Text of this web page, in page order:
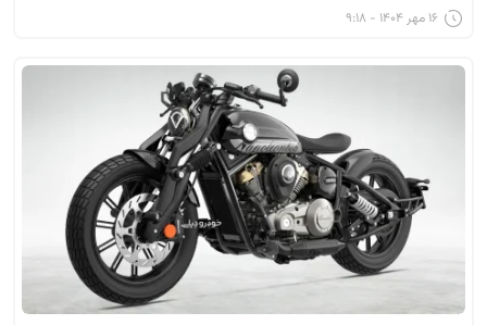
۱۶ مهر ۱۴۰۴ - ۹:۱۸